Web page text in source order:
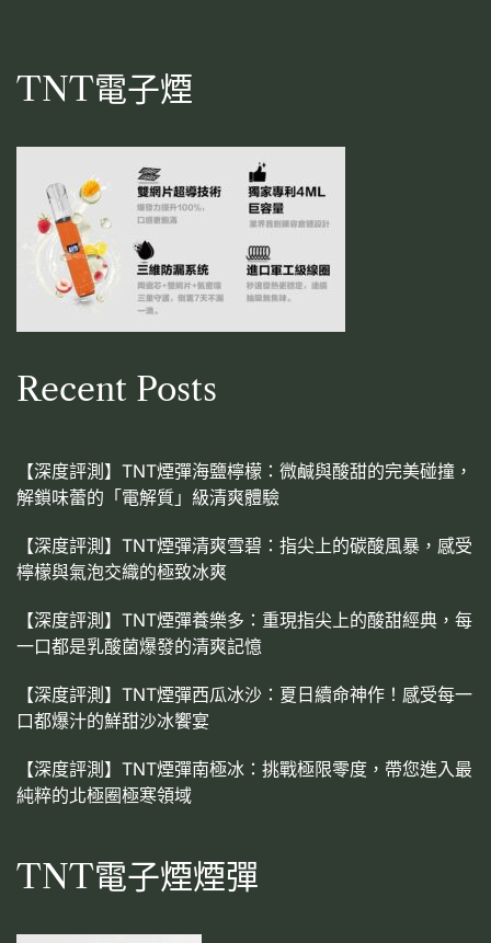
TNT電子煙
Recent Posts
【深度評測】TNT煙彈海鹽檸檬：微鹹與酸甜的完美碰撞，
解鎖味蕾的「電解質」級清爽體驗
【深度評測】TNT煙彈清爽雪碧：指尖上的碳酸風暴，感受
檸檬與氣泡交織的極致冰爽
【深度評測】TNT煙彈養樂多：重現指尖上的酸甜經典，每
一口都是乳酸菌爆發的清爽記憶
【深度評測】TNT煙彈西瓜冰沙：夏日續命神作！感受每一
口都爆汁的鮮甜沙冰饗宴
【深度評測】TNT煙彈南極冰：挑戰極限零度，帶您進入最
純粹的北極圈極寒領域
TNT電子煙煙彈